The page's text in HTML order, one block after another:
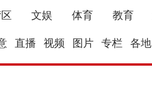
文娱 体育 教育
直播 视频 图片 专栏 各地